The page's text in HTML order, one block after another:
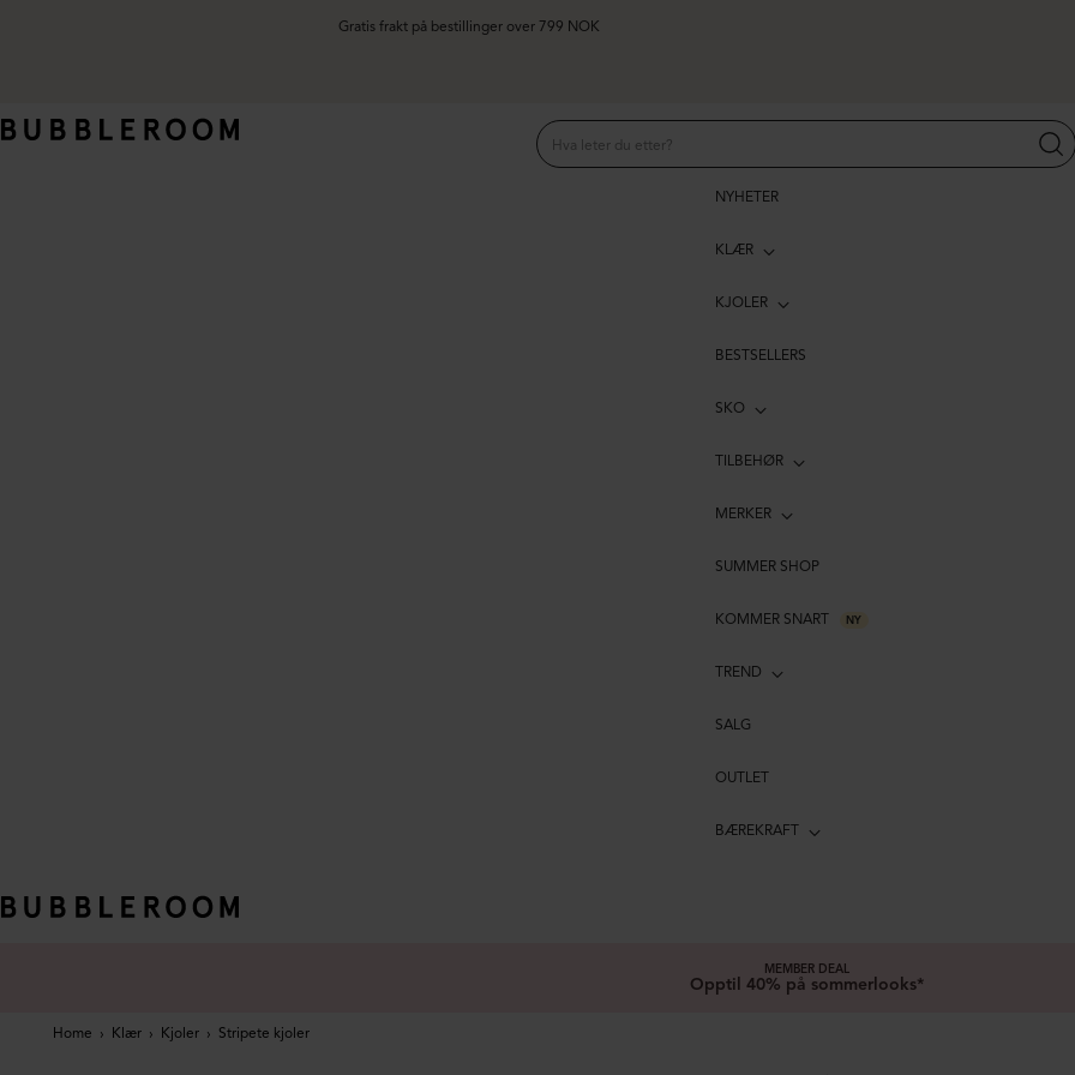
Gratis frakt på bestillinger over 799 NOK
NYHETER
KLÆR
KJOLER
BESTSELLERS
SKO
TILBEHØR
MERKER
SUMMER SHOP
KOMMER SNART NY
TREND
SALG
OUTLET
BÆREKRAFT
MEMBER DEAL
Opptil 40% på sommerlooks*
Home › Klær › Kjoler › Stripete kjoler